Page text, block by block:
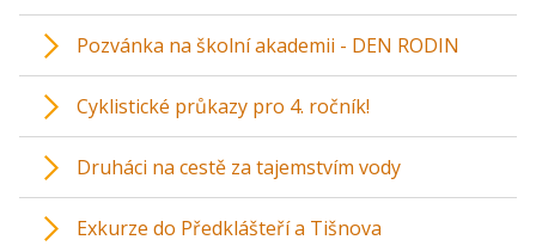
Pozvánka na školní akademii - DEN RODIN
Cyklistické průkazy pro 4. ročník!
Druháci na cestě za tajemstvím vody
Exkurze do Předklášteří a Tišnova